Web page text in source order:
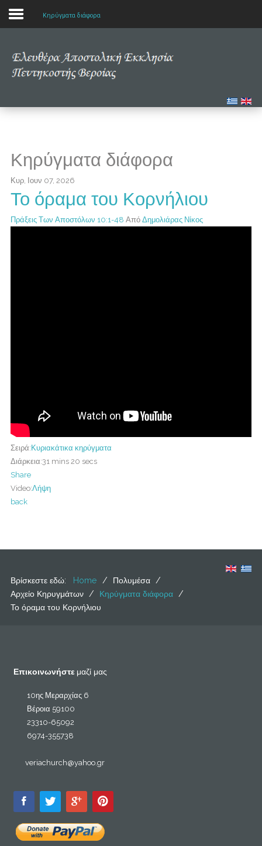
Αρχική
Μελετώντας την Αγία Γραφή
Κηρύγματα διάφορα
Κηρύγματα διάφορα
Κυρ, Ιουν 07, 2026
Το όραμα του Κορνήλιου
Πράξεις Των Αποστόλων 10:1-48 Από Δημολιάρας Νίκος
Σειρά: Κυριακάτικα κηρύγματα
Διάρκεια:31 mins 20 secs
Share
Video:Λήψη
back
Βρίσκεστε εδώ: Home / Πολυμέσα /
Αρχείο Κηρυγμάτων / Κηρύγματα διάφορα /
Το όραμα του Κορνήλιου
Επικοινωνήστε μαζί μας
10ης Μεραρχίας 6
Βέροια 59100
23310-65092
6974-355738
veriachurch@yahoo.gr